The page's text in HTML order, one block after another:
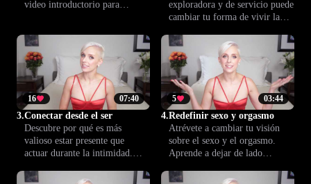
video introductorio para
confianza en la intimidad.
exploradora y de servicio puede
cambiar tu forma de vivir la
Climax™ contrasta la conexión
real con las expectativas poco
realistas de la pornografía.
07:40
16
3.Conectar desde el ser
Descubre por qué es más
valioso estar presente que
actuar durante la intimidad.
y disfrutar de momentos más
03:44
5
4.Redefinir sexo y orgasmo
Atrévete a cambiar tu visión
sobre el sexo y el orgasmo.
Aprende a dejar de lado
nuevas formas de experimentar